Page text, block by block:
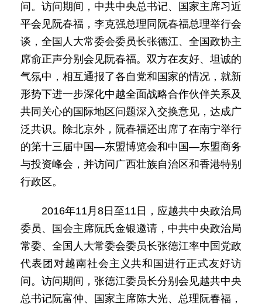
问。访问期间，中共中央总书记、国家主席习近
平会见阮春福，李克强总理同阮春福总理举行会
谈，全国人大常委会委员长张德江、全国政协主
席俞正声分别会见阮春福。双方在友好、坦诚的
气氛中，相互通报了各自党和国家的情况，就新
形势下进一步深化中越全面战略合作伙伴关系及
共同关心的国际地区问题深入交换意见，达成广
泛共识。除北京外，阮春福还出席了在南宁举行
的第十三届中国—东盟博览会和中国—东盟商务
与投资峰会，并访问广西壮族自治区和香港特别
行政区。
2016年11月8日至11日，应越共中央政治局
委员、国会主席阮氏金银邀请，中共中央政治局
常委、全国人大常委会委员长张德江率中国党政
代表团对越南社会主义共和国进行正式友好访
问。访问期间，张德江委员长分别会见越共中央
总书记阮富仲、国家主席陈大光、总理阮春福，